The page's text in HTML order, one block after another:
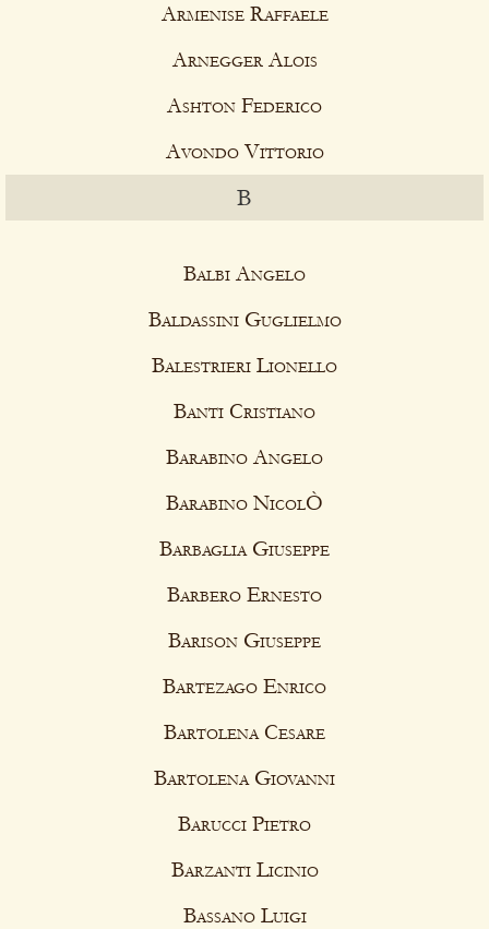
Armenise Raffaele
Arnegger Alois
Ashton Federico
Avondo Vittorio
B
Balbi Angelo
Baldassini Guglielmo
Balestrieri Lionello
Banti Cristiano
Barabino Angelo
Barabino NicolÒ
Barbaglia Giuseppe
Barbero Ernesto
Barison Giuseppe
Bartezago Enrico
Bartolena Cesare
Bartolena Giovanni
Barucci Pietro
Barzanti Licinio
Bassano Luigi